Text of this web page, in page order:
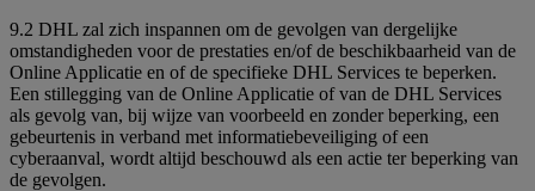
9.2 DHL zal zich inspannen om de gevolgen van dergelijke
omstandigheden voor de prestaties en/of de beschikbaarheid van de
Online Applicatie en of de specifieke DHL Services te beperken.
Een stillegging van de Online Applicatie of van de DHL Services
als gevolg van, bij wijze van voorbeeld en zonder beperking, een
gebeurtenis in verband met informatiebeveiliging of een
cyberaanval, wordt altijd beschouwd als een actie ter beperking van
de gevolgen.